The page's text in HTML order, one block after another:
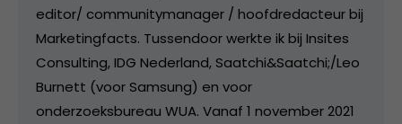
editor/ communitymanager / hoofdredacteur bij
Marketingfacts. Tussendoor werkte ik bij Insites
Consulting, IDG Nederland, Saatchi&Saatchi;/Leo
Burnett (voor Samsung) en voor
onderzoeksbureau WUA. Vanaf 1 november 2021